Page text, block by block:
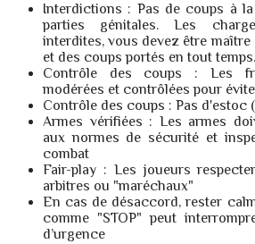
Interdictions : Pas de coups à
parties génitales. Les
interdites, vous devez être maître
et des coups portés en tout temps.
Contrôle des coups : Les
modérées et contrôlées pour
Contrôle des coups : Pas d'estoc
Armes vérifiées : Les armes
aux normes de sécurité et
combat
Fair-play : Les joueurs
arbitres ou "maréchaux"
En cas de désaccord, rester
comme "STOP" peut
d’urgence